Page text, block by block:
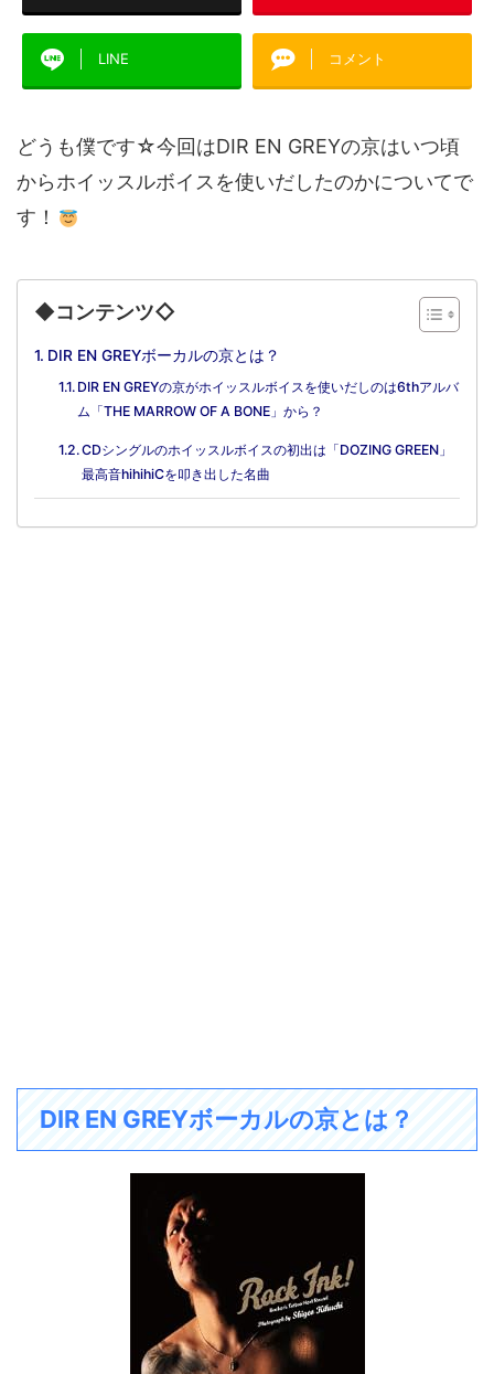
LINE コメント
どうも僕です☆今回はDIR EN GREYの京はいつ頃
からホイッスルボイスを使いだしたのかについてで
す！
◆コンテンツ◇
DIR EN GREYボーカルの京とは？
DIR EN GREYの京がホイッスルボイスを使いだしのは6thアルバ
ム「THE MARROW OF A BONE」から？
CDシングルのホイッスルボイスの初出は「DOZING GREEN」
最高音hihihiCを叩き出した名曲
DIR EN GREYボーカルの京とは？